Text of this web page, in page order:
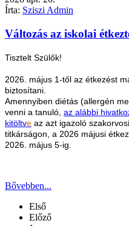
Írta: Sziszi Admin
Változás az iskolai
Tisztelt Szülők!
2026. május 1-től az étkezést
biztosítani.
Amennyiben diétás (allergén
venni a tanuló, az alábbi
kitöltve az azt igazoló
titkárságon, a 2026 májusi
2026. május 5-ig.
Bővebben...
Első
Előző